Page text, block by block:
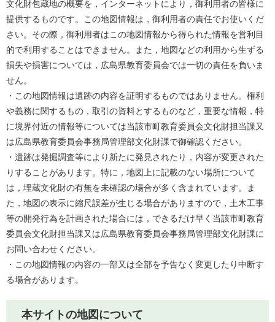
文化財包蔵地の概要を，インターネットにより，御利用者の皆様に
提供するものです。この地図情報は，御利用者の責任でお使いくだ
さい。その際，御利用者はこの地図情報から得られた情報を営利目
的で利用することはできません。また，地図などの利用から生ずる
損失や損害については，広島県教育委員会では一切の責任を負いま
せん。
・この地図情報は遺跡の内容を証明するものではありません。権利
や義務に関するもの，取引の資料とするものなど，重要な情報，特
に境界付近の情報等については当該市町教育委員会文化財担当課又
は広島県教育委員会事務局管理部文化財課で御確認ください。
・遺跡は発掘調査等により新たに発見されたり，内容が変更された
りすることがあります。特に，地図上に記載のない場所について
は，埋蔵文化財の有無を未確認の場合が多く含まれています。ま
た，地図の表示に縮尺誤差が生じる場合がありますので，土木工事
等の開発行為を計画された場合には，できるだけ早く当該市町教育
委員会文化財担当課又は広島県教育委員会事務局管理部文化財課に
お問い合わせください。
・この地図情報の内容の一部又は全部を予告なく変更したり中断す
る場合があります。
本サイトの地図について